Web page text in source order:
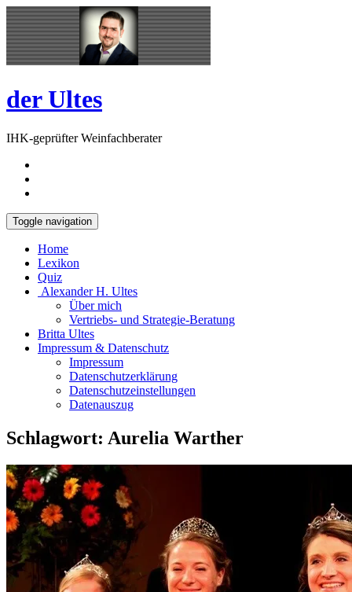
Skip
to
content
Open
Sidebar
der Ultes
IHK-geprüfter Weinfachberater
Toggle navigation
Home
Lexikon
Quiz
Alexander H. Ultes
Über mich
Vertriebs- und Strategie-Beratung
Britta Ultes
Impressum & Datenschutz
Impressum
Datenschutzerklärung
Datenschutzeinstellungen
Datenauszug
Schlagwort: Aurelia Warther